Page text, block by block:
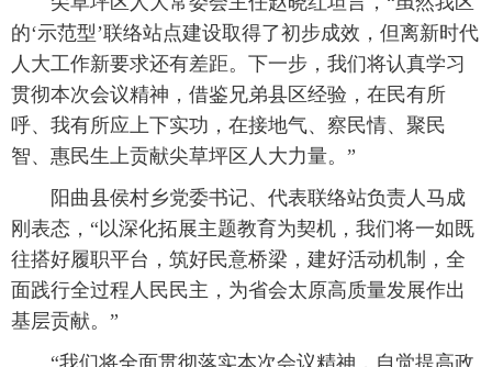
的‘示范型’联络站点建设取得了初步成效，但离新时代
人大工作新要求还有差距。下一步，我们将认真学习
贯彻本次会议精神，借鉴兄弟县区经验，在民有所
呼、我有所应上下实功，在接地气、察民情、聚民
智、惠民生上贡献尖草坪区人大力量。”
阳曲县侯村乡党委书记、代表联络站负责人马成
刚表态，“以深化拓展主题教育为契机，我们将一如既
往搭好履职平台，筑好民意桥梁，建好活动机制，全
面践行全过程人民民主，为省会太原高质量发展作出
基层贡献。”
“我们将全面贯彻落实本次会议精神，自觉提高政